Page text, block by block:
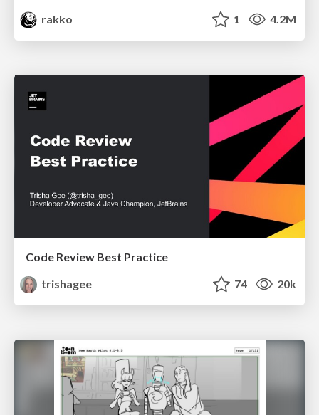
rakko
1 4.2M
Code Review Best Practice
trishagee
74 20k